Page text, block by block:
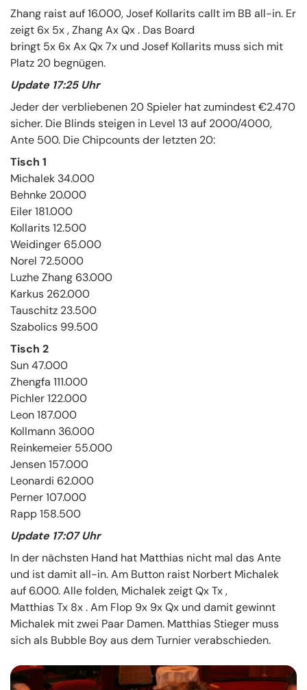
Zhang raist auf 16.000, Josef Kollarits callt im BB all-in. Er
zeigt 6x 5x , Zhang Ax Qx . Das Board
bringt 5x 6x Ax Qx 7x und Josef Kollarits muss sich mit
Platz 20 begnügen.
Update 17:25 Uhr
Jeder der verbliebenen 20 Spieler hat zumindest €2.470
sicher. Die Blinds steigen in Level 13 auf 2000/4000,
Ante 500. Die Chipcounts der letzten 20:
Tisch 1
Michalek 34.000
Behnke 20.000
Eiler 181.000
Kollarits 12.500
Weidinger 65.000
Norel 72.5000
Luzhe Zhang 63.000
Karkus 262.000
Tauschitz 23.500
Szabolics 99.500
Tisch 2
Sun 47.000
Zhengfa 111.000
Pichler 122.000
Leon 187.000
Kollmann 36.000
Reinkemeier 55.000
Jensen 157.000
Leonardi 62.000
Perner 107.000
Rapp 158.500
Update 17:07 Uhr
In der nächsten Hand hat Matthias nicht mal das Ante
und ist damit all-in. Am Button raist Norbert Michalek
auf 6.000. Alle folden, Michalek zeigt Qx Tx ,
Matthias Tx 8x . Am Flop 9x 9x Qx und damit gewinnt
Michalek mit zwei Paar Damen. Matthias Stieger muss
sich als Bubble Boy aus dem Turnier verabschieden.